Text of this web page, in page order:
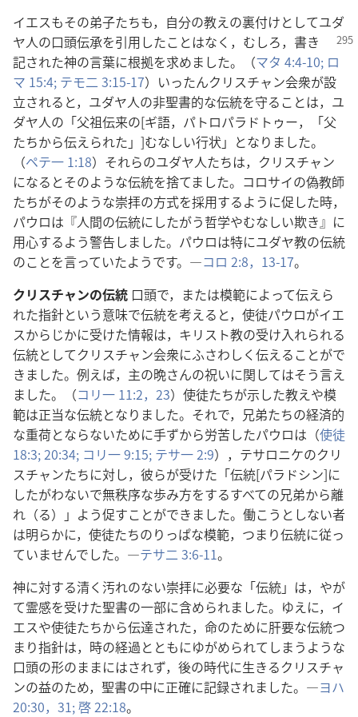
イエスもその弟子たちも，自分の教えの裏付けとしてユダ
ヤ人の口頭伝承を引用したことはなく，むしろ，書き
記された神の言葉に根拠を求めました。（マタ 4:4-10; ロ
マ 15:4; テモ二 3:15-17）いったんクリスチャン会衆が設
立されると，ユダヤ人の非聖書的な伝統を守ることは，ユ
ダヤ人の「父祖伝来の[ギ語，パトロパラドトゥー，「父
たちから伝えられた」]むなしい行状」となりました。
（ペテ一 1:18）それらのユダヤ人たちは，クリスチャン
になるとそのような伝統を捨てました。コロサイの偽教師
たちがそのような崇拝の方式を採用するように促した時，
パウロは『人間の伝統にしたがう哲学やむなしい欺き』に
用心するよう警告しました。パウロは特にユダヤ教の伝統
のことを言っていたようです。―コロ 2:8， 13-17。
クリスチャンの伝統 口頭で，または模範によって伝えら
れた指針という意味で伝統を考えると，使徒パウロがイエ
スからじかに受けた情報は，キリスト教の受け入れられる
伝統としてクリスチャン会衆にふさわしく伝えることがで
きました。例えば，主の晩さんの祝いに関してはそう言え
ました。（コリ一 11:2， 23）使徒たちが示した教えや模
範は正当な伝統となりました。それで，兄弟たちの経済的
な重荷とならないために手ずから労苦したパウロは（使徒
18:3;20:34; コリ一 9:15; テサ一 2:9），テサロニケのクリ
スチャンたちに対し，彼らが受けた「伝統[パラドシン]に
したがわないで無秩序な歩み方をするすべての兄弟から離
れ（る）」よう促すことができました。働こうとしない者
は明らかに，使徒たちのりっぱな模範，つまり伝統に従っ
ていませんでした。―テサ二 3:6-11。
神に対する清く汚れのない崇拝に必要な「伝統」は，やが
て霊感を受けた聖書の一部に含められました。ゆえに，イ
エスや使徒たちから伝達された，命のために肝要な伝統つ
まり指針は，時の経過とともにゆがめられてしまうような
口頭の形のままにはされず，後の時代に生きるクリスチャ
ンの益のため，聖書の中に正確に記録されました。―ヨハ
20:30，31;啓 22:18。